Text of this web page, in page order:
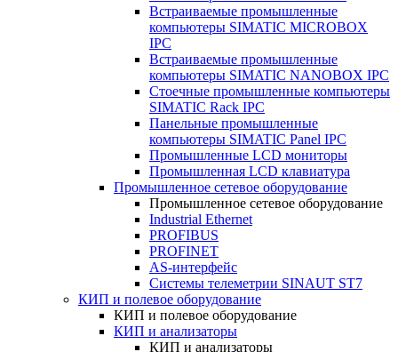
Встраиваемые промышленные
компьютеры SIMATIC MICROBOX
IPC
Встраиваемые промышленные
компьютеры SIMATIC NANOBOX IPC
Стоечные промышленные компьютеры
SIMATIC Rack IPC
Панельные промышленные
компьютеры SIMATIC Panel IPC
Промышленные LCD мониторы
Промышленная LCD клавиатура
Промышленное сетевое оборудование
Промышленное сетевое оборудование
Industrial Ethernet
PROFIBUS
PROFINET
AS-интерфейс
Системы телеметрии SINAUT ST7
КИП и полевое оборудование
КИП и полевое оборудование
КИП и анализаторы
КИП и анализаторы